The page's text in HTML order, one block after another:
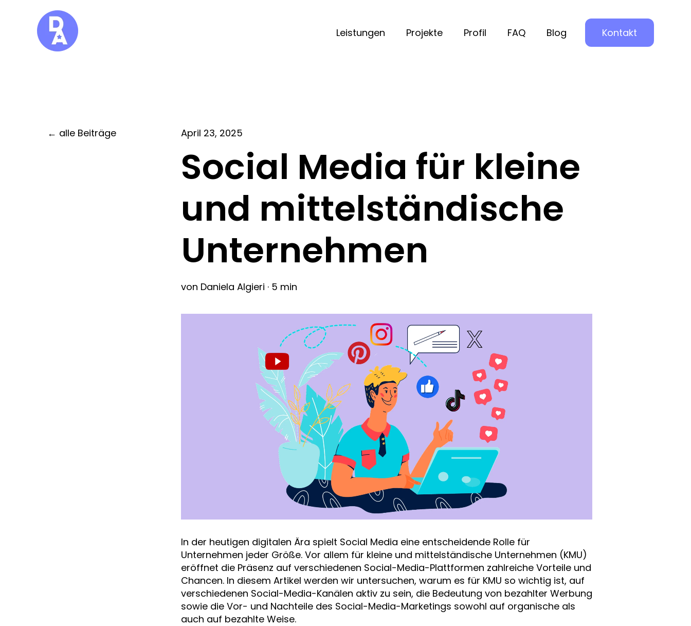
Leistungen Projekte Profil FAQ Blog Kontakt
alle Beiträge April 23, 2025
Social Media für kleine
und mittelständische
Unternehmen
von Daniela Algieri · 5 min
In der heutigen digitalen Ära spielt Social Media eine entscheidende Rolle für
Unternehmen jeder Größe. Vor allem für kleine und mittelständische Unternehmen (KMU)
eröffnet die Präsenz auf verschiedenen Social-Media-Plattformen zahlreiche Vorteile und
Chancen. In diesem Artikel werden wir untersuchen, warum es für KMU so wichtig ist, auf
verschiedenen Social-Media-Kanälen aktiv zu sein, die Bedeutung von bezahlter Werbung
sowie die Vor- und Nachteile des Social-Media-Marketings sowohl auf organische als
auch auf bezahlte Weise.